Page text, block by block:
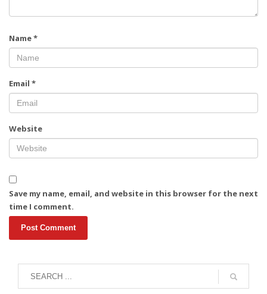
Name*
Email *
Website
Save my name, email, and website in this browser for the next
time I comment.